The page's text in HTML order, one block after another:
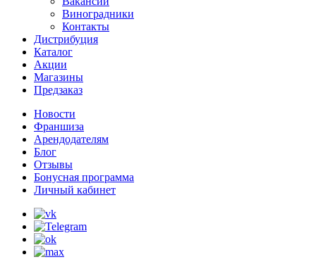
Виноградники
Контакты
Дистрибуция
Каталог
Акции
Магазины
Предзаказ
Новости
Франшиза
Арендодателям
Блог
Отзывы
Бонусная программа
Личный кабинет